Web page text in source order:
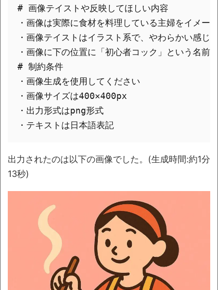
# 画像テイストや反映してほしい内容
・画像は実際に食材を料理している主婦をイメー
・画像テイストはイラスト系で、やわらかい感じ
・画像に下の位置に「初心者コック」という名前
# 制約条件
・画像生成を使用してください
・画像サイズは400✕400px
・出力形式はpng形式
出力されたのは以下の画像でした。(生成時間:約1分
13秒)